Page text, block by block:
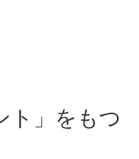
ト」をもつ